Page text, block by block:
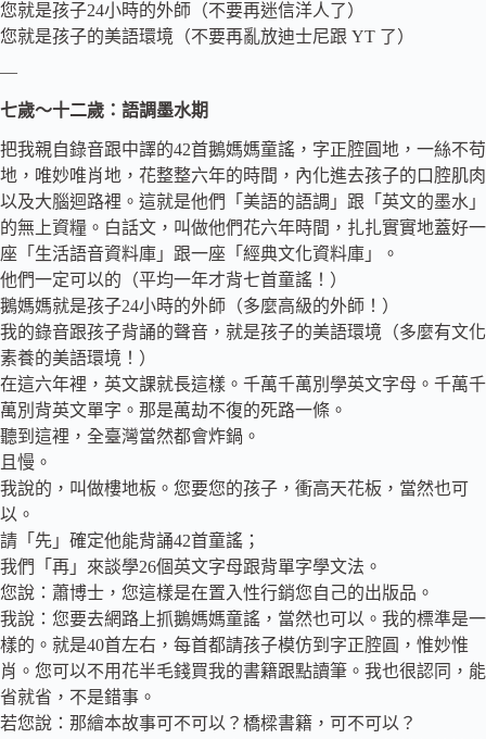
您就是孩子24小時的外師（不要再迷信洋人了）
您就是孩子的美語環境（不要再亂放迪士尼跟 YT 了）
—
七歲～十二歲：語調墨水期
把我親自錄音跟中譯的42首鵝媽媽童謠，字正腔圓地，一絲不苟
地，唯妙唯肖地，花整整六年的時間，內化進去孩子的口腔肌肉
以及大腦迴路裡。這就是他們「美語的語調」跟「英文的墨水」
的無上資糧。白話文，叫做他們花六年時間，扎扎實實地蓋好一
座「生活語音資料庫」跟一座「經典文化資料庫」。
他們一定可以的（平均一年才背七首童謠！）
鵝媽媽就是孩子24小時的外師（多麼高級的外師！）
我的錄音跟孩子背誦的聲音，就是孩子的美語環境（多麼有文化
素養的美語環境！）
在這六年裡，英文課就長這樣。千萬千萬別學英文字母。千萬千
萬別背英文單字。那是萬劫不復的死路一條。
聽到這裡，全臺灣當然都會炸鍋。
且慢。
我說的，叫做樓地板。您要您的孩子，衝高天花板，當然也可
以。
請「先」確定他能背誦42首童謠；
我們「再」來談學26個英文字母跟背單字學文法。
您說：蕭博士，您這樣是在置入性行銷您自己的出版品。
我說：您要去網路上抓鵝媽媽童謠，當然也可以。我的標準是一
樣的。就是40首左右，每首都請孩子模仿到字正腔圓，惟妙惟
肖。您可以不用花半毛錢買我的書籍跟點讀筆。我也很認同，能
省就省，不是錯事。
若您說：那繪本故事可不可以？橋樑書籍，可不可以？